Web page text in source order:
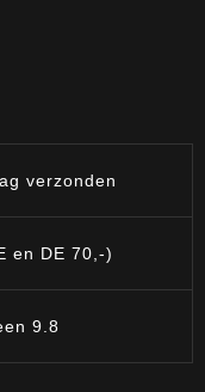
verzonden
en DE 70,-)
9.8